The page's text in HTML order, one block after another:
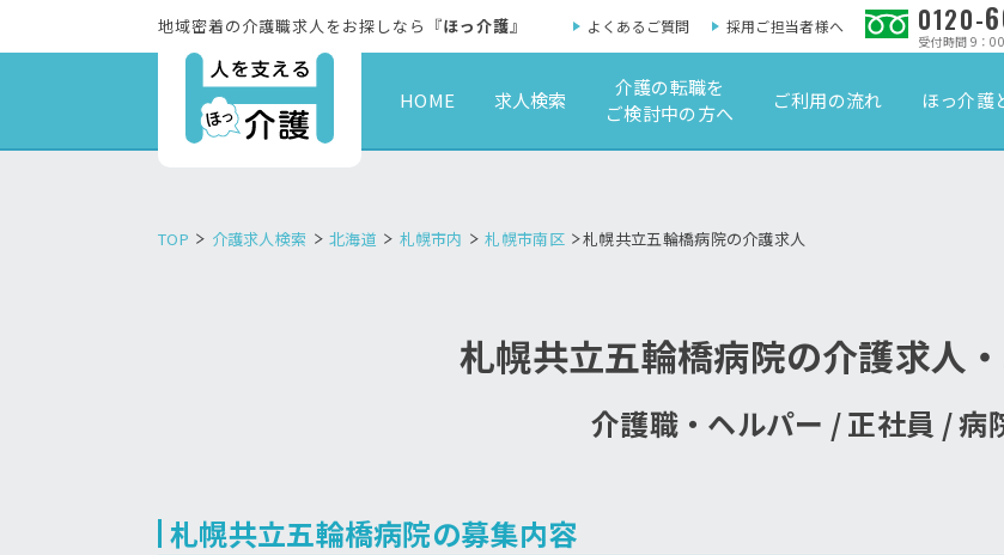
地域密着の介護職求人をお探しなら『ほっ介護』 よくあるご質問 採用ご担当者様へ 0120-
受付時間 9：
HOME 求人検索
介護の転職を
ご検討中の方へ
ご利用の流れ ほっ介護
TOP 介護求人検索 北海道 札幌市内 札幌市南区 札幌共立五輪橋病院の介護求人
札幌共立五輪橋病院の介護求人
介護職・ヘルパー / 正社員 / 病
札幌共立五輪橋病院の募集内容